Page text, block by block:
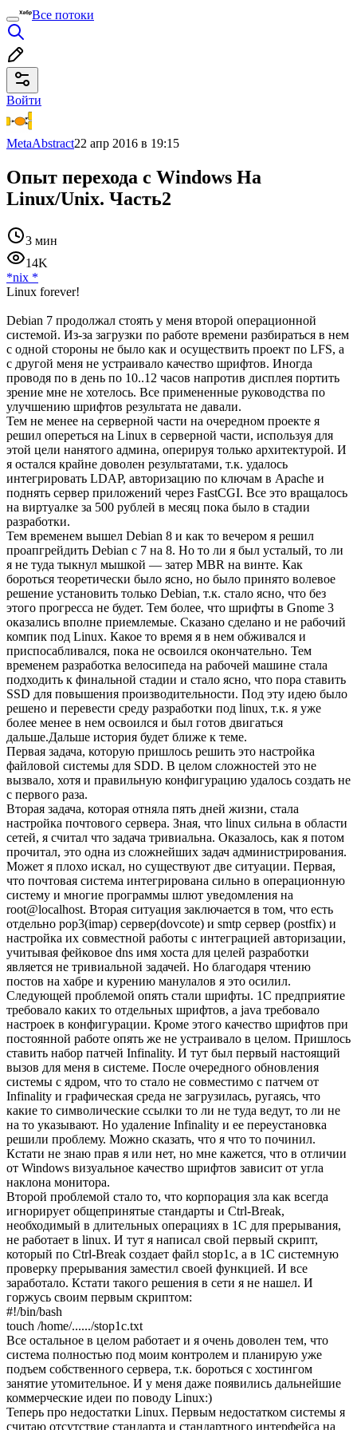
Все потоки
Войти
MetaAbstract22 апр 2016 в 19:15
Опыт перехода с Windows На
Linux/Unix. Часть2
3 мин
14K
*nix *
Linux forever!
Debian 7 продолжал стоять у меня второй операционной
системой. Из-за загрузки по работе времени разбираться в нем
с одной стороны не было как и осуществить проект по LFS, а
с другой меня не устраивало качество шрифтов. Иногда
проводя по в день по 10..12 часов напротив дисплея портить
зрение мне не хотелось. Все примененные руководства по
улучшению шрифтов результата не давали.
Тем не менее на серверной части на очередном проекте я
решил опереться на Linux в серверной части, используя для
этой цели нанятого админа, оперируя только архитектурой. И
я остался крайне доволен результатами, т.к. удалось
интегрировать LDAP, авторизацию по ключам в Apache и
поднять сервер приложений через FastCGI. Все это вращалось
на виртуалке за 500 рублей в месяц пока было в стадии
разработки.
Тем временем вышел Debian 8 и как то вечером я решил
проапгрейдить Debian с 7 на 8. Но то ли я был усталый, то ли
я не туда тыкнул мышкой — затер MBR на винте. Как
бороться теоретически было ясно, но было принято волевое
решение установить только Debian, т.к. стало ясно, что без
этого прогресса не будет. Тем более, что шрифты в Gnome 3
оказались вполне приемлемые. Сказано сделано и не рабочий
компик под Linux. Какое то время я в нем обживался и
приспосабливался, пока не освоился окончательно. Тем
временем разработка велосипеда на рабочей машине стала
подходить к финальной стадии и стало ясно, что пора ставить
SSD для повышения производительности. Под эту идею было
решено и перевести среду разработки под linux, т.к. я уже
более менее в нем освоился и был готов двигаться
дальше.Дальше история будет ближе к теме.
Первая задача, которую пришлось решить это настройка
файловой системы для SDD. В целом сложностей это не
вызвало, хотя и правильную конфигурацию удалось создать не
с первого раза.
Вторая задача, которая отняла пять дней жизни, стала
настройка почтового сервера. Зная, что linux сильна в области
сетей, я считал что задача тривиальна. Оказалось, как я потом
прочитал, это одна из сложнейших задач администрирования.
Может я плохо искал, но существуют две ситуации. Первая,
что почтовая система интегрирована сильно в операционную
систему и многие программы шлют уведомления на
root@localhost. Вторая ситуация заключается в том, что есть
отдельно pop3(imap) сервер(dovcote) и smtp сервер (postfix) и
настройка их совместной работы с интеграцией авторизации,
учитывая фейковое dns имя хоста для целей разработки
является не тривиальной задачей. Но благодаря чтению
постов на хабре и курению манулалов я это осилил.
Следующей проблемой опять стали шрифты. 1C предприятие
требовало каких то отдельных шрифтов, а java требовало
настроек в конфигурации. Кроме этого качество шрифтов при
постоянной работе опять же не устраивало в целом. Пришлось
ставить набор патчей Infinality. И тут был первый настоящий
вызов для меня в системе. После очередного обновления
системы с ядром, что то стало не совместимо с патчем от
Infinality и графическая среда не загрузилась, ругаясь, что
какие то символические ссылки то ли не туда ведут, то ли не
на то указывают. Но удаление Infinality и ее переустановка
решили проблему. Можно сказать, что я что то починил.
Кстати не знаю прав я или нет, но мне кажется, что в отличии
от Windows визуальное качество шрифтов зависит от угла
наклона монитора.
Второй проблемой стало то, что корпорация зла как всегда
игнорирует общепринятые стандарты и Ctrl-Break,
необходимый в длительных операциях в 1С для прерывания,
не работает в linux. И тут я написал свой первый скрипт,
который по Ctrl-Break создает файл stop1c, а в 1C системную
проверку прерывания заместил своей функцией. И все
заработало. Кстати такого решения в сети я не нашел. И
горжусь своим первым скриптом:
#!/bin/bash
touch /home/....../stop1c.txt
Все остальное в целом работает и я очень доволен тем, что
система полностью под моим контролем и планирую уже
подъем собственного сервера, т.к. бороться с хостингом
занятие утомительное. И у меня даже появились дальнейшие
коммерческие идеи по поводу Linux:)
Теперь про недостатки Linux. Первым недостатком системы я
считаю отсутствие стандарта и стандартного интерфейса на